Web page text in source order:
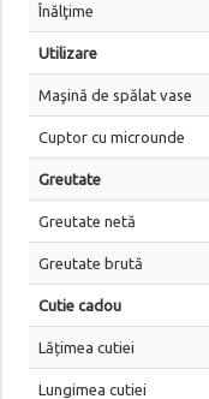
Înălţime
Utilizare
Maşină de spălat vase
Cuptor cu microunde
Greutate
Greutate netă
Greutate brută
Cutie cadou
Lățimea cutiei
Lungimea cutiei